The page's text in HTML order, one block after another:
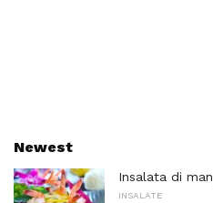
Newest
Insalata di
INSALATE